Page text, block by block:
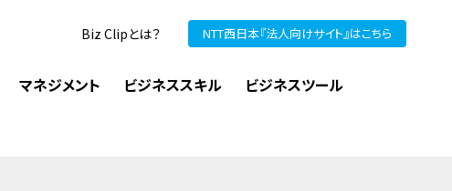
Biz Clipとは？ NTT西日本『法人向けサイト』はこちら
マネジメント ビジネススキル ビジネスツール